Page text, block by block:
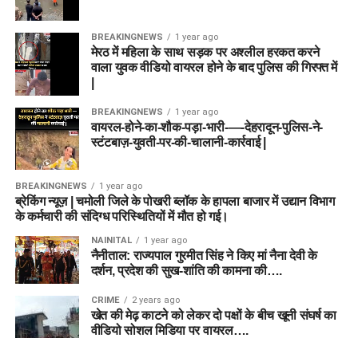
BREAKINGNEWS 1 year ago
मेरठ में महिला के साथ सड़क पर अश्लील हरकत करने
वाला युवक वीडियो वायरल होने के बाद पुलिस की गिरफ्त में
BREAKINGNEWS 1 year ago
वायरल-होने-का-शौक-पड़ा-भारी-—-देहरादून-पुलिस-ने-
स्टंटबाज़-युवती-पर-की-चालानी-कार्रवाई |
BREAKINGNEWS 1 year ago
ब्रेकिंग न्यूज़ | चमोली जिले के पोखरी ब्लॉक के हापला बाजार में उद्यान विभाग
के कर्मचारी की संदिग्ध परिस्थितियों में मौत हो गई।
NAINITAL 1 year ago
नैनीताल: राज्यपाल गुरमीत सिंह ने किए मां नैना देवी के
दर्शन, प्रदेश की सुख-शांति की कामना की….
CRIME 2 years ago
खेत की मेढ़ काटने को लेकर दो पक्षों के बीच खूनी संघर्ष का
वीडियो सोशल मिडिया पर वायरल….